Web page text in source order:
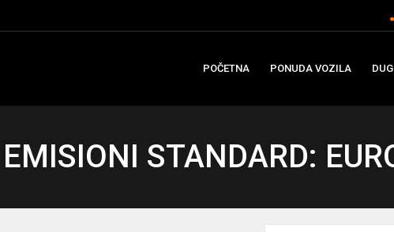
POČETNA PONUDA VOZILA
EMISIONI STANDARD: